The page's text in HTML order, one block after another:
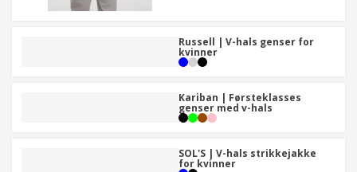
Russell | V-hals genser for
kvinner
Kariban | Førsteklasses
genser med v-hals
SOL'S | V-hals strikkejakke
for kvinner